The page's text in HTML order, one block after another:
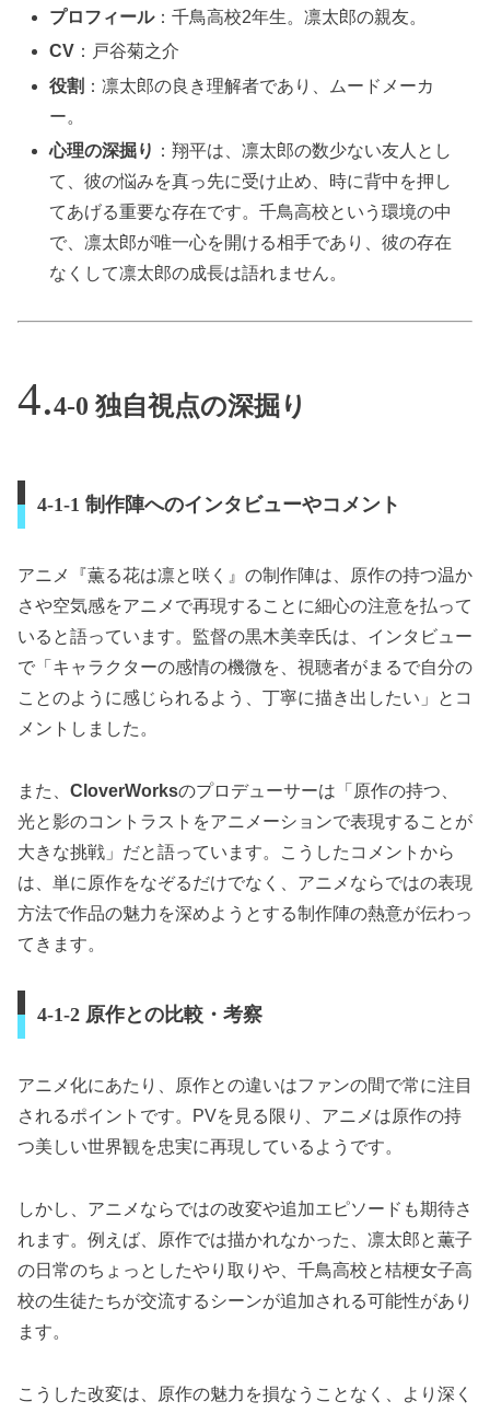
プロフィール：千鳥高校2年生。凛太郎の親友。
CV ：戸谷菊之介
役割 ：凛太郎の良き理解者であり、ムードメーカ
ー。
心理の深掘り ：翔平は、凛太郎の数少ない友人とし
て、彼の悩みを真っ先に受け止め、時に背中を押し
てあげる重要な存在です。千鳥高校という環境の中
で、凛太郎が唯一心を開ける相手であり、彼の存在
なくして凛太郎の成長は語れません。
4-0 独自視点の深掘り
4-1-1 制作陣へのインタビューやコメント
アニメ『薫る花は凛と咲く』の制作陣は、原作の持つ温か
さや空気感をアニメで再現することに細心の注意を払って
いると語っています。監督の黒木美幸氏は、インタビュー
で「キャラクターの感情の機微を、視聴者がまるで自分の
ことのように感じられるよう、丁寧に描き出したい」とコ
メントしました。
また、 CloverWorksのプロデューサーは「原作の持つ、
光と影のコントラストをアニメーションで表現することが
大きな挑戦」だと語っています。こうしたコメントから
は、単に原作をなぞるだけでなく、アニメならではの表現
方法で作品の魅力を深めようとする制作陣の熱意が伝わっ
てきます。
4-1-2 原作との比較・考察
アニメ化にあたり、原作との違いはファンの間で常に注目
されるポイントです。PVを見る限り、アニメは原作の持
つ美しい世界観を忠実に再現しているようです。
しかし、アニメならではの改変や追加エピソードも期待さ
れます。例えば、原作では描かれなかった、凛太郎と薫子
の日常のちょっとしたやり取りや、千鳥高校と桔梗女子高
校の生徒たちが交流するシーンが追加される可能性があり
ます。
こうした改変は、原作の魅力を損なうことなく、より深く